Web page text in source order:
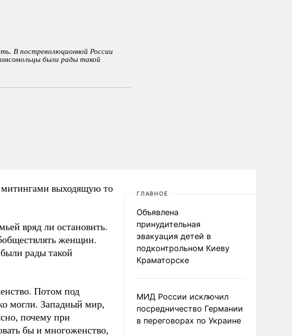
В постреволюционной России
были рады такой
выходящую то
вряд ли остановить.
женщин.
рады такой
Потом под
могли. Западный мир,
почему при
бы и многоженство,
ГЛАВНОЕ
Объявлена
принудительная
эвакуация детей в
подконтрольном Киеву
Краматорске
МИД России исключил
посредничество Германии
в переговорах по Украине